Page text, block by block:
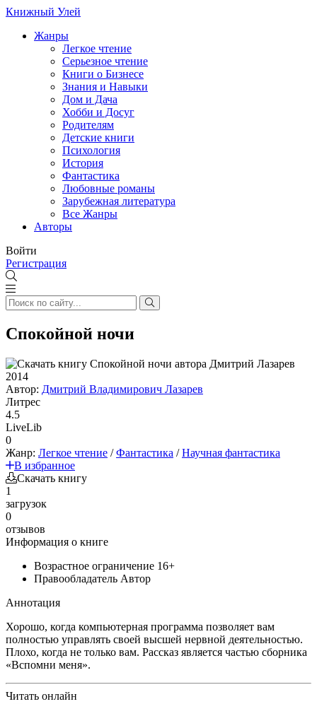
Книжный Улей
Жанры
Легкое чтение
Серьезное чтение
Книги о Бизнесе
Знания и Навыки
Дом и Дача
Хобби и Досуг
Родителям
Детские книги
Психология
История
Фантастика
Любовные романы
Зарубежная литература
Все Жанры
Авторы
Войти
Регистрация
Спокойной ночи
2014
Автор: Дмитрий Владимирович Лазарев
Литрес
4.5
LiveLib
0
Жанр: Легкое чтение /Фантастика /Научная фантастика
В избранное
Скачать книгу
1
загрузок
0
отзывов
Информация о книге
Возрастное ограничение 16+
Правообладатель Автор
Аннотация
Хорошо, когда компьютерная программа позволяет вам
полностью управлять своей высшей нервной деятельностью.
Плохо, когда не только вам. Рассказ является частью сборника
«Вспомни меня».
Читать онлайн